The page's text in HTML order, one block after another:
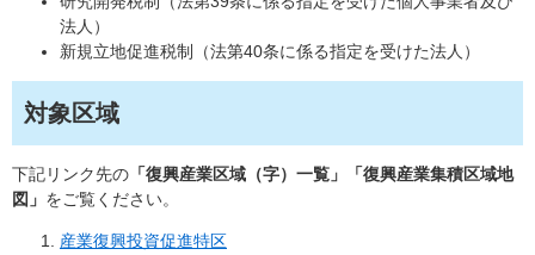
法人）
新規立地促進税制（法第40条に係る指定を受けた法人）
対象区域
下記リンク先の 「復興産業区域（字）一覧」「復興産業集積区域地
図」 をご覧ください。
産業復興投資促進特区